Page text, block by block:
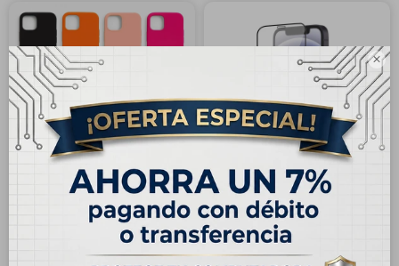

Case para iPhone 12 /
iPhone 12 Pro
USD15,00
Vidrio Templado para
iPhone 12
USD9,00